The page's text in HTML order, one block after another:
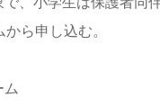
ら申し込む。
ム